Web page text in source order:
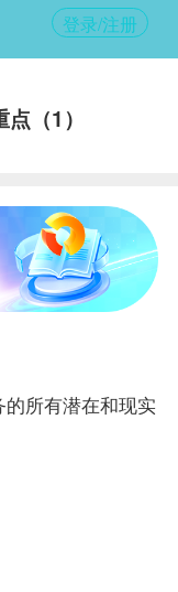
登录/注册
（1）
所有潜在和现实